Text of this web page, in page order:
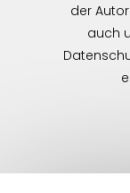
der
auch